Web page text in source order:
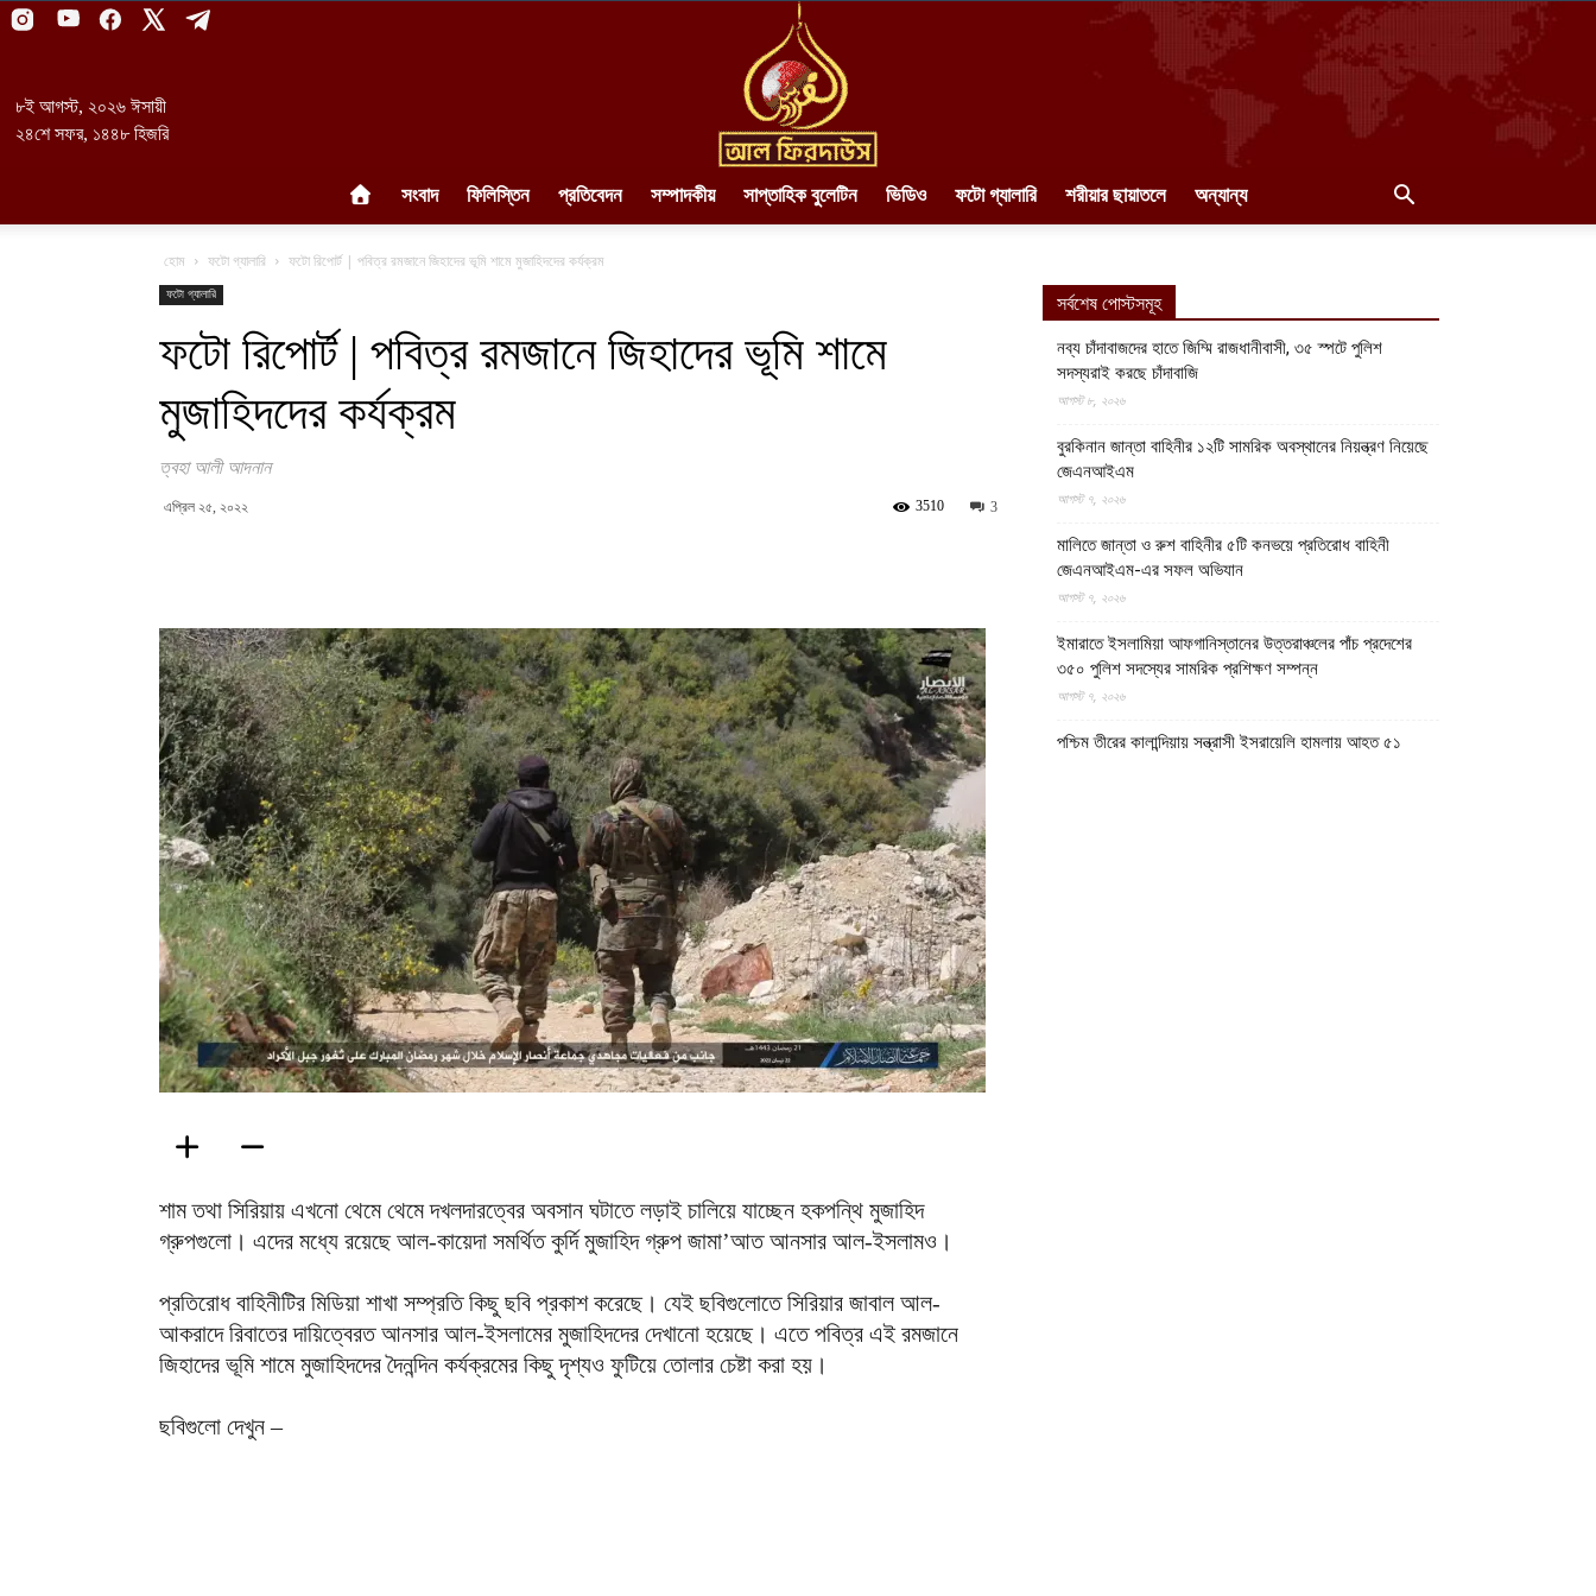
৮ই আগস্ট, ২০২৬ ঈসায়ী
২৪শে সফর, ১৪৪৮ হিজরি
ফিরদাউস
সংবাদ ফিলিস্তিন প্রতিবেদন সম্পাদকীয় সাপ্তাহিক বুলেটিন ভিডিও ফটো গ্যালারি শরীয়ার ছায়াতলে অন্যান্য
হোম ফটো গ্যালারি ফটো রিপোর্ট | পবিত্র রমজানে জিহাদের ভূমি শামে মুজাহিদদের কর্যক্রম
ফটো গ্যালারি
ফটো রিপোর্ট | পবিত্র রমজানে জিহাদের ভূমি শামে
মুজাহিদদের কর্যক্রম
ত্বহা আলী আদনান
এপ্রিল ২৫, ২০২২ 3
3510
শাম তথা সিরিয়ায় এখনো থেমে থেমে দখলদারত্বের অবসান ঘটাতে লড়াই চালিয়ে যাচ্ছেন হকপন্থি মুজাহিদ
গ্রুপগুলো। এদের মধ্যে রয়েছে আল-কায়েদা সমর্থিত কুর্দি মুজাহিদ গ্রুপ জামা’আত আনসার আল-ইসলামও।
প্রতিরোধ বাহিনীটির মিডিয়া শাখা সম্প্রতি কিছু ছবি প্রকাশ করেছে। যেই ছবিগুলোতে সিরিয়ার জাবাল আল-
আকরাদে রিবাতের দায়িত্বেরত আনসার আল-ইসলামের মুজাহিদদের দেখানো হয়েছে। এতে পবিত্র এই রমজানে
জিহাদের ভূমি শামে মুজাহিদদের দৈনন্দিন কর্যক্রমের কিছু দৃশ্যও ফুটিয়ে তোলার চেষ্টা করা হয়।
ছবিগুলো দেখুন –
সর্বশেষ পোস্টসমূহ
নব্য চাঁদাবাজদের হাতে জিম্মি রাজধানীবাসী, ৩৫ স্পটে পুলিশ
সদস্যরাই করছে চাঁদাবাজি
আগস্ট ৮, ২০২৬
বুরকিনান জান্তা বাহিনীর ১২টি সামরিক অবস্থানের নিয়ন্ত্রণ নিয়েছে
জেএনআইএম
আগস্ট ৭, ২০২৬
মালিতে জান্তা ও রুশ বাহিনীর ৫টি কনভয়ে প্রতিরোধ বাহিনী
জেএনআইএম-এর সফল অভিযান
আগস্ট ৭, ২০২৬
ইমারাতে ইসলামিয়া আফগানিস্তানের উত্তরাঞ্চলের পাঁচ প্রদেশের
৩৫০ পুলিশ সদস্যের সামরিক প্রশিক্ষণ সম্পন্ন
আগস্ট ৭, ২০২৬
পশ্চিম তীরের কালান্দিয়ায় সন্ত্রাসী ইসরায়েলি হামলায় আহত ৫১